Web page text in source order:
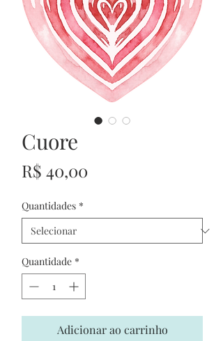
Cuore
R$ 40,00
Quantidades *
Quantidade *
Adicionar ao carrinho